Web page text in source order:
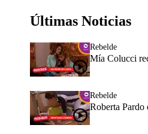
Últimas Noticias
Rebelde
Mía Colucci
Rebelde
Roberta Pardo